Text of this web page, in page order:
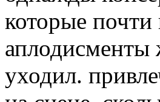
которые почти
аплодисменты
уходил.